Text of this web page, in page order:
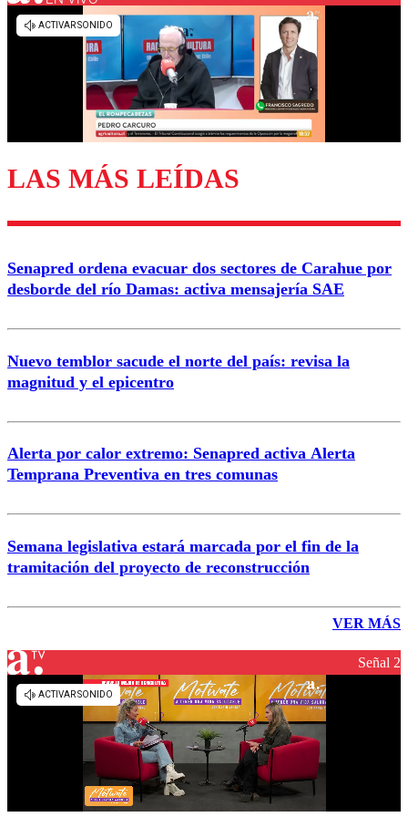
LAS MÁS LEÍDAS
Senapred ordena evacuar dos sectores de Carahue por
desborde del río Damas: activa mensajería SAE
Nuevo temblor sacude el norte del país: revisa la
magnitud y el epicentro
Alerta por calor extremo: Senapred activa Alerta
Temprana Preventiva en tres comunas
Semana legislativa estará marcada por el fin de la
tramitación del proyecto de reconstrucción
VER MÁS
Señal 2